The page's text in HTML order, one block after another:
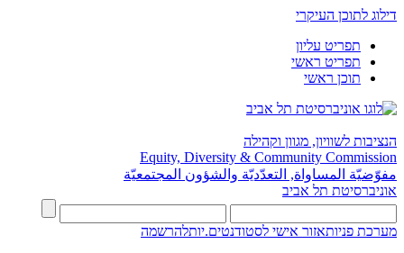
דילוג לתוכן העיקרי
תפריט עליון
תפריט ראשי
תוכן ראשי
הנציבות לשוויון, מגוון וקהילה
Equity, Diversity & Community Commission
مفوّضيّة المساواة, التعدّديّة والشؤون المجتمعيّة
אוניברסיטת תל אביב
מערכת פניותאזור אישי לסטודנטים.יותלהרשמה